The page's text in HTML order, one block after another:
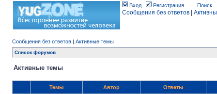
Вход Регистрация Поиск
Сообщения без ответов
Сообщения без ответов | Активные темы
Список форумов
Активные темы
Темы Автор Ответы